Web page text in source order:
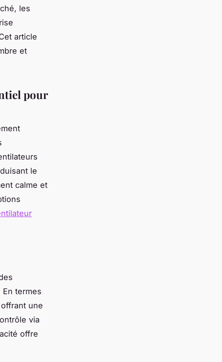
les
article
et
pour
le
calme et
termes
une
via
offre